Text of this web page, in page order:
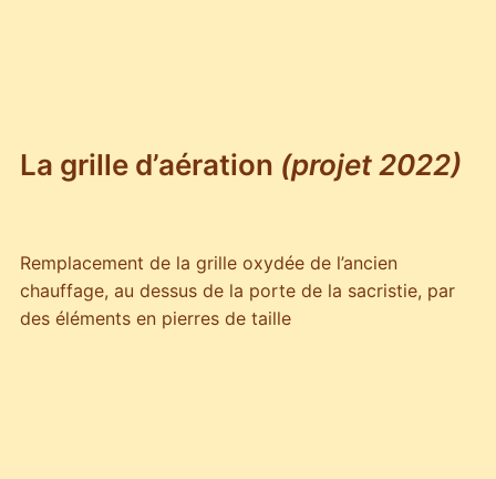
La grille d’aération (projet 2022)
Remplacement de la grille oxydée de l’ancien
chauffage, au dessus de la porte de la sacristie, par
des éléments en pierres de taille